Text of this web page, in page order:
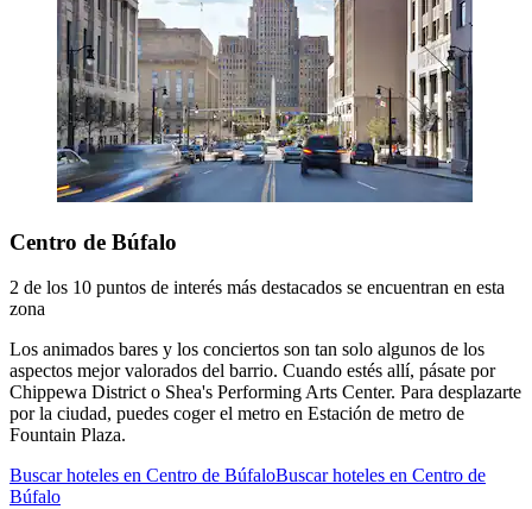
Centro de Búfalo
2 de los 10 puntos de interés más destacados se encuentran en esta
zona
Los animados bares y los conciertos son tan solo algunos de los
aspectos mejor valorados del barrio. Cuando estés allí, pásate por
Chippewa District o Shea's Performing Arts Center. Para desplazarte
por la ciudad, puedes coger el metro en Estación de metro de
Fountain Plaza.
Buscar hoteles en Centro de BúfaloBuscar hoteles en Centro de
Búfalo